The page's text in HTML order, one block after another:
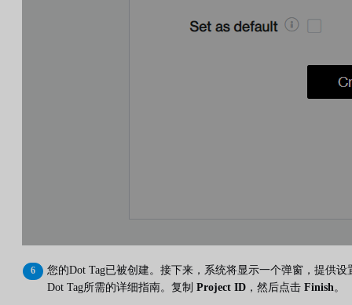
您的Dot Tag已被创建。接下来，系统将显示一个弹窗，提供设
Dot Tag所需的详细指南。复制 Project ID ，然后点击 Finish。